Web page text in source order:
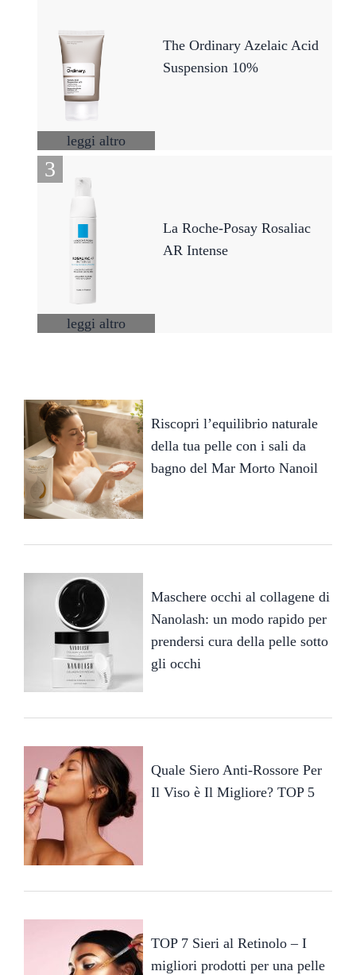
The Ordinary Azelaic Acid
Suspension 10%
leggi altro
La Roche-Posay Rosaliac
AR Intense
leggi altro
Riscopri l’equilibrio naturale
della tua pelle con i sali da
bagno del Mar Morto Nanoil
Maschere occhi al collagene di
Nanolash: un modo rapido per
prendersi cura della pelle sotto
gli occhi
Quale Siero Anti-Rossore Per
Il Viso è Il Migliore? TOP 5
TOP 7 Sieri al Retinolo – I
migliori prodotti per una pelle